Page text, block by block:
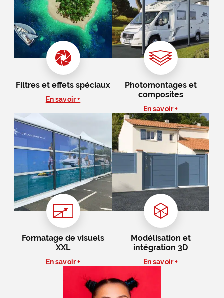
Filtres et effets spéciaux
En savoir +
Photomontages et
composites
En savoir +
Formatage de visuels
XXL
En savoir +
Modélisation et
intégration 3D
En savoir +